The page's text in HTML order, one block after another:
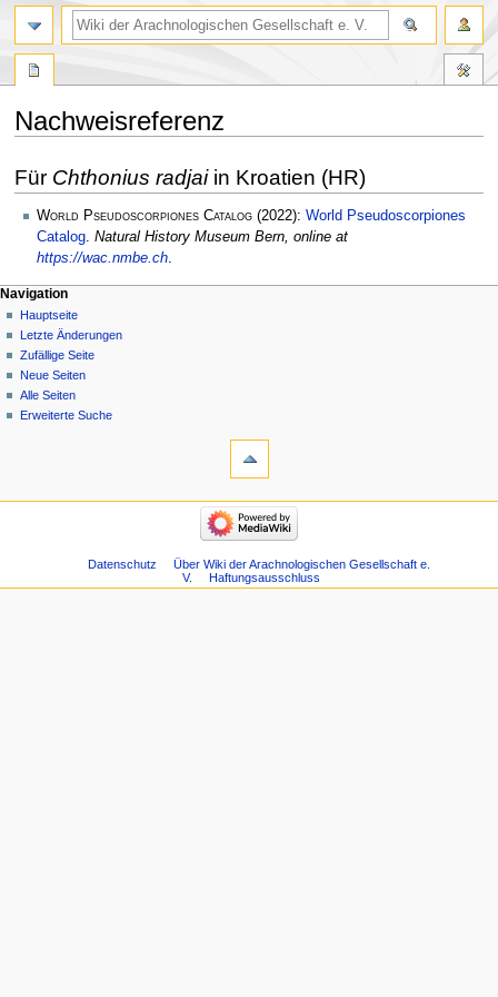
Nachweisreferenz
Navigation
springen
Suche
springen
Für Chthonius radjaiin Kroatien (HR)
World Pseudoscorpiones Catalog (2022): World Pseudoscorpiones
Catalog. Natural History Museum Bern, online at
https://wac.nmbe.ch.
Navigation
Hauptseite
Letzte Änderungen
Zufällige Seite
Neue Seiten
Alle Seiten
Erweiterte Suche
Datenschutz
Über Wiki der Arachnologischen Gesellschaft e.
V.
Haftungsausschluss